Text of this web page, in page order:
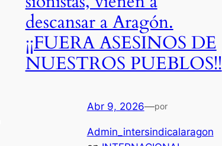
descansar a Aragón.
¡¡FUERA ASESINOS DE
NUESTROS PUEBLOS!!
Abr 9, 2026—por
Admin_intersindicalaragon